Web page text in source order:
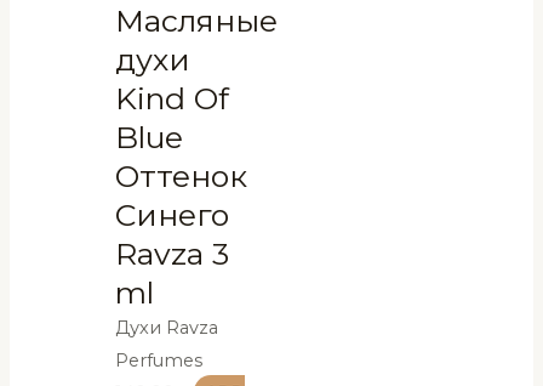
Масляные
духи
Kind Of
Blue
Оттенок
Синего
Ravza 3
ml
Духи Ravza
Perfumes